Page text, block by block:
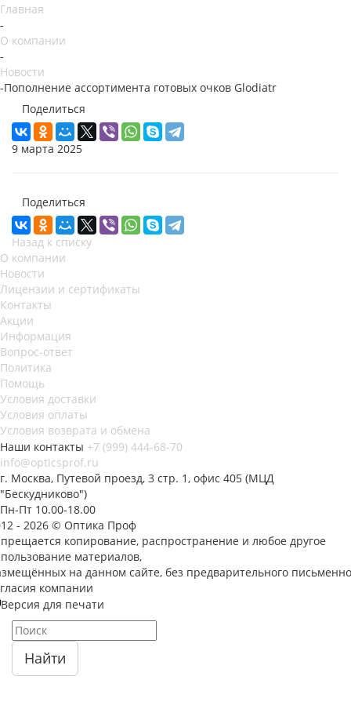
Главная
-
О компании
-
Новости
-Пополнение ассортимента готовых очков Glodiatr
Поделиться
9 марта 2025
Поделиться
Назад к списку
О компании
Новости
Лицензии и сертификаты
Контакты
Акции
Информация
Вопрос-ответ
Политика
Помощь
Условия доставки
Условия оплаты
Условия возврата и обмена
Наши контакты +7 (999) 444-68-70
info@opticsprof.ru
г. Москва, Путевой проезд, 3 стр. 1, офис 405 (МЦД
"Бескудниково")
Пн-Пт 10.00-18.00
- 2026 © Оптика Проф
копирование, распространение и любое другое
материалов,
на данном сайте, без предварительного
компании
Версия для печати
Найти